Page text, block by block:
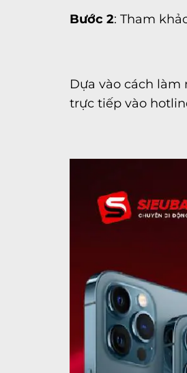
Bước 2: Tham
Dựa vào cách
trực tiếp vào